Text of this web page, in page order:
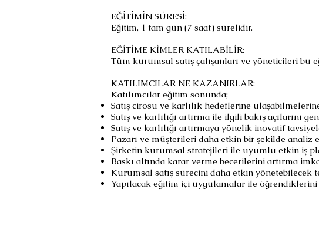
EĞİTİMİN SÜRESİ:
Eğitim, 1 tam gün (7 saat) sürelidir.
EĞİTİME KİMLER KATILABİLİR:
Tüm kurumsal satış çalışanları ve yöneticileri bu
KATILIMCILAR NE KAZANIRLAR:
Katılımcılar eğitim sonunda;
Satış cirosu ve karlılık hedeflerine
Satış ve karlılığı artırma ile ilgili bakış açılarını
Satış ve karlılığı artırmaya yönelik inovatif
Pazarı ve müşterileri daha etkin bir şekilde
Şirketin kurumsal stratejileri ile uyumlu etkin iş
Baskı altında karar verme becerilerini artırma
Kurumsal satış sürecini daha etkin yönetebilecek
Yapılacak eğitim içi uygulamalar ile